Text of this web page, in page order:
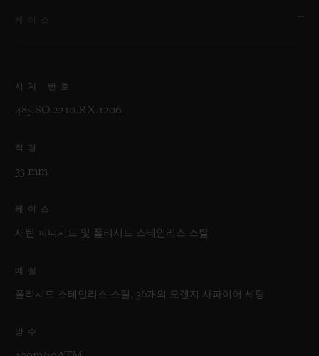
시계 번호
485.SO.2210.RX.1206
직경
33 mm
케이스
새틴 피니시드 및 폴리시드 스테인리스 스틸
베젤
폴리시드 스테인리스 스틸, 36개의 오렌지 사파이어 세팅
방수